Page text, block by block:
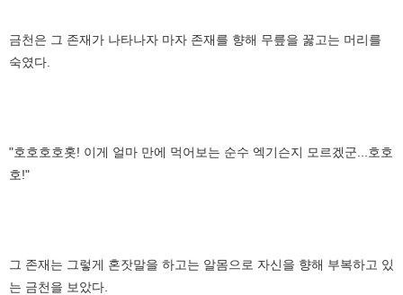
금천은 그 존재가 나타나자 마자 존재를 향해 무릎을 꿇고는 머리를
숙였다.
"호호호호홋! 이게 얼마 만에 먹어보는 순수 엑기슨지 모르겠군...호호
호!"
그 존재는 그렇게 혼잣말을 하고는 알몸으로 자신을 향해 부복하고 있
는 금천을 보았다.